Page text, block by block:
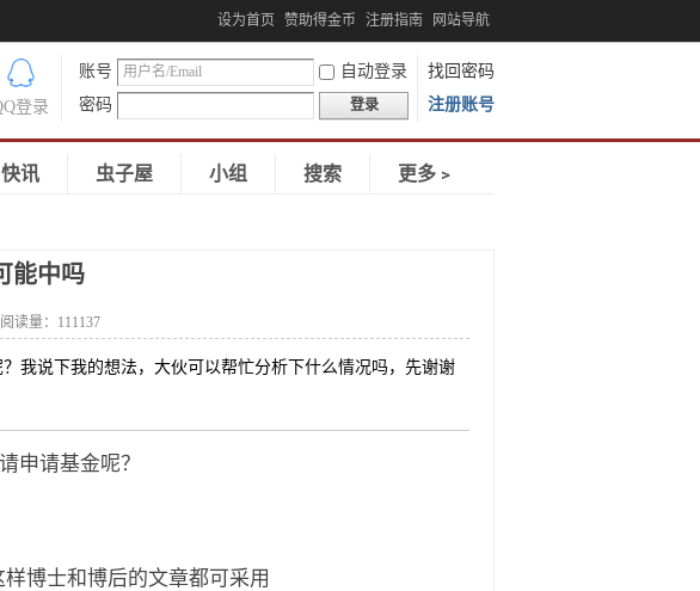
设为首页 赞助得金币 注册指南 网站导航
账号 自动登录
找回密码
密码
登录 注册账号
登录
快讯 虫子屋 小组 搜索 更多﹥
能中吗
阅读量： 111137
我说下我的想法，大伙可以帮忙分析下什么情况吗，先谢谢
申请基金呢？
博士和博后的文章都可采用